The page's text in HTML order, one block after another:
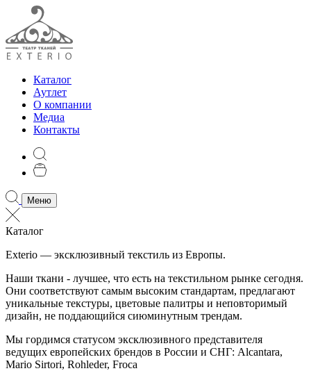
Каталог
Аутлет
О компании
Медиа
Контакты
Меню
Каталог
Exterio — эксклюзивный текстиль из Европы.
Наши ткани - лучшее, что есть на текстильном рынке сегодня.
Они соответствуют самым высоким стандартам, предлагают
уникальные текстуры, цветовые палитры и неповторимый
дизайн, не поддающийся сиюминутным трендам.
Мы гордимся статусом эксклюзивного представителя
ведущих европейских брендов в России и СНГ: Alcantara,
Mario Sirtori, Rohleder, Froca